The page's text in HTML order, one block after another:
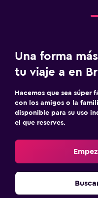
Una forma
tu viaje a en
Hacemos que sea
con los amigos o la
disponible para su uso
el que reserves.